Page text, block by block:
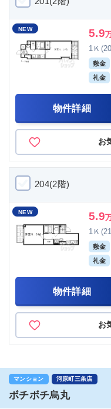
NEW 5.9
1Ｋ
敷金
礼金
物件詳細
お
204(2階)
NEW 5.9
1Ｋ
敷金
礼金
物件詳細
お
マンション 河原町三条店
ボチボチ烏丸